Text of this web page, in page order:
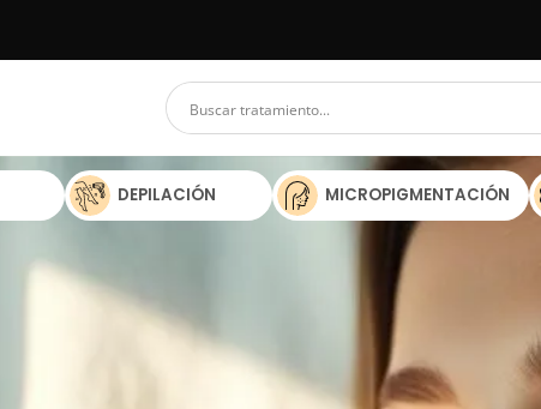
DEPILACIÓN MICROPIGMENTACIÓN